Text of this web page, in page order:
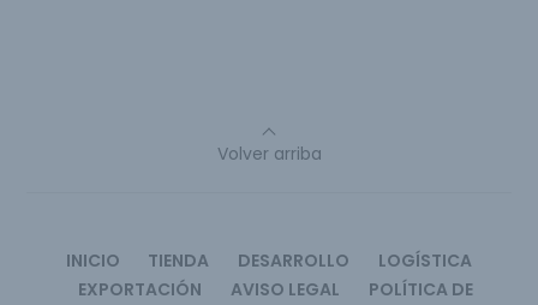
Volver arriba
INICIO TIENDA DESARROLLO
LOGÍSTICA
EXPORTACIÓN
AVISO LEGAL
POLÍTICA DE